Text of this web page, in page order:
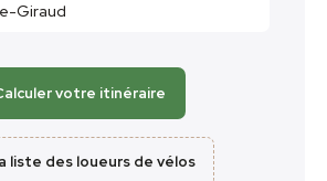
Giraud
votre itinéraire
liste des loueurs de vélos